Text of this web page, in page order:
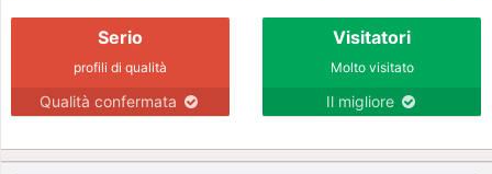
Serio
profili di qualità
Qualità confermata
Visitatori
Molto visitato
Il migliore